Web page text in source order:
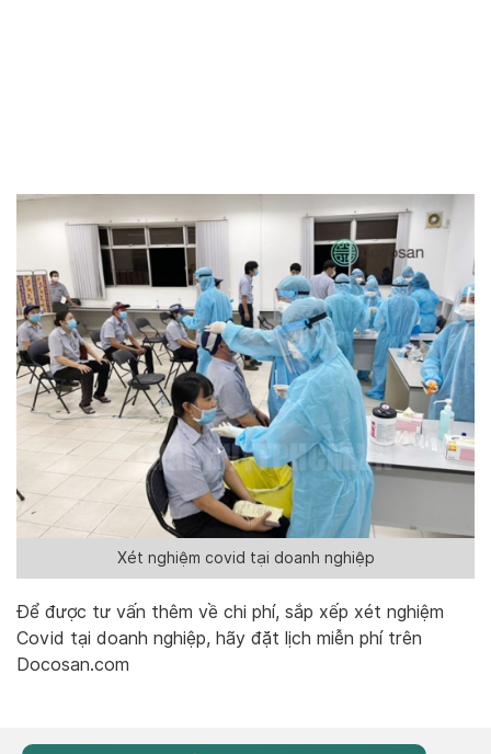
Xét nghiệm covid tại doanh nghiệp
Để được tư vấn thêm về chi phí, sắp xếp xét nghiệm
Covid tại doanh nghiệp, hãy đặt lịch miễn phí trên
Docosan.com